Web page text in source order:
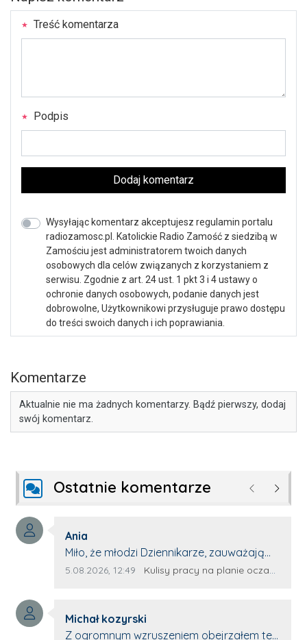
Treść komentarza
Podpis
Dodaj komentarz
Wysyłając komentarz akceptujesz regulamin portalu
radiozamosc.pl. Katolickie Radio Zamość z siedzibą w
Zamościu jest administratorem twoich danych
osobowych dla celów związanych z korzystaniem z
serwisu. Zgodnie z art. 24 ust. 1 pkt 3 i 4 ustawy o
ochronie danych osobowych, podanie danych jest
dobrowolne, Użytkownikowi przysługuje prawo dostępu
do treści swoich danych i ich poprawiania.
Komentarze
Aktualnie nie ma żadnych komentarzy. Bądź pierwszy, dodaj
swój komentarz.
Ostatnie komentarze Poprzednie
Autor komentarza:
Ania
Treść komentarza:
Miło, że młodzi Dziennikarze, zauważają
młode talenty, które dopiero wkraczają
z nim wywiad, który przeprowadzi Pan
Artur.
Data dodania komentarza:
5.08.2026, 12:49 Źródło komentarza:
Kulisy pracy na planie oczami młodego filmowca
Autor komentarza:
Michał kozyrski
Treść komentarza:
Z ogromnym wzruszeniem obejrzałem ten